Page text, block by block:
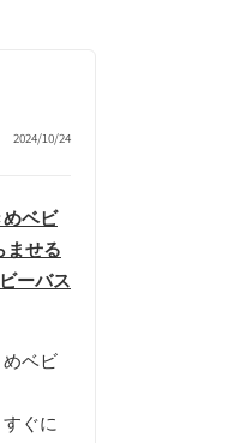
2024/10/24
ベビ
ませる
ーバス
ベビ
ぐに